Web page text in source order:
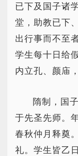
已下及国子诸
堂，助教已下
出行事而不至
学生每十日给
内立孔、颜庙
隋制，国
于先圣先师。
春秋仲月释奠
礼。学生皆乙